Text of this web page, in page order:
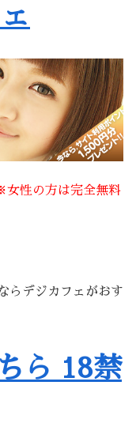
性の方は完全無料
らデジカフェがおす
ら 18禁